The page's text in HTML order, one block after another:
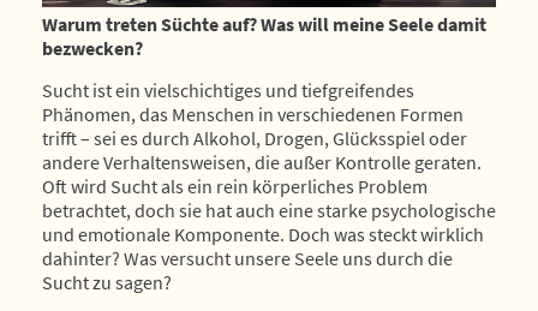
Warum treten Süchte auf? Was will meine Seele damit
bezwecken?
Sucht ist ein vielschichtiges und tiefgreifendes
Phänomen, das Menschen in verschiedenen Formen
trifft – sei es durch Alkohol, Drogen, Glücksspiel oder
andere Verhaltensweisen, die außer Kontrolle geraten.
Oft wird Sucht als ein rein körperliches Problem
betrachtet, doch sie hat auch eine starke psychologische
und emotionale Komponente. Doch was steckt wirklich
dahinter? Was versucht unsere Seele uns durch die
Sucht zu sagen?